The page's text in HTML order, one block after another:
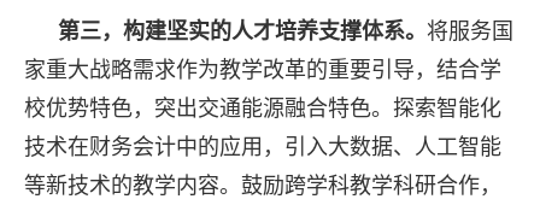
第三，构建坚实的人才培养支撑体系。 将服务国
家重大战略需求作为教学改革的重要引导，结合学
校优势特色，突出交通能源融合特色。探索智能化
技术在财务会计中的应用，引入大数据、人工智能
等新技术的教学内容。鼓励跨学科教学科研合作，